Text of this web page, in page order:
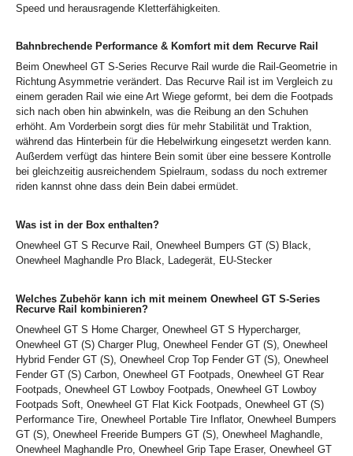
Speed und herausragende Kletterfähigkeiten.
Bahnbrechende Performance & Komfort mit dem Recurve Rail
Beim Onewheel GT S-Series Recurve Rail wurde die Rail-Geometrie in
Richtung Asymmetrie verändert. Das Recurve Rail ist im Vergleich zu
einem geraden Rail wie eine Art Wiege geformt, bei dem die Footpads
sich nach oben hin abwinkeln, was die Reibung an den Schuhen
erhöht. Am Vorderbein sorgt dies für mehr Stabilität und Traktion,
während das Hinterbein für die Hebelwirkung eingesetzt werden kann.
Außerdem verfügt das hintere Bein somit über eine bessere Kontrolle
bei gleichzeitig ausreichendem Spielraum, sodass du noch extremer
riden kannst ohne dass dein Bein dabei ermüdet.
Was ist in der Box enthalten?
Onewheel GT S Recurve Rail, Onewheel Bumpers GT (S) Black,
Onewheel Maghandle Pro Black, Ladegerät, EU-Stecker
Welches Zubehör kann ich mit meinem Onewheel GT S-Series
Recurve Rail kombinieren?
Onewheel GT S Home Charger, Onewheel GT S Hypercharger,
Onewheel GT (S) Charger Plug, Onewheel Fender GT (S), Onewheel
Hybrid Fender GT (S), Onewheel Crop Top Fender GT (S), Onewheel
Fender GT (S) Carbon, Onewheel GT Footpads, Onewheel GT Rear
Footpads, Onewheel GT Lowboy Footpads, Onewheel GT Lowboy
Footpads Soft, Onewheel GT Flat Kick Footpads, Onewheel GT (S)
Performance Tire, Onewheel Portable Tire Inflator, Onewheel Bumpers
GT (S), Onewheel Freeride Bumpers GT (S), Onewheel Maghandle,
Onewheel Maghandle Pro, Onewheel Grip Tape Eraser, Onewheel GT